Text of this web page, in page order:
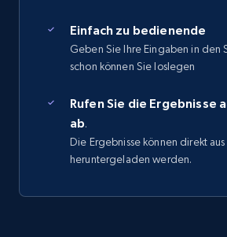
Einfach zu bedienende
Geben Sie Ihre Eingaben in den
schon können Sie loslegen
Rufen Sie die Ergebnisse
ab.
Die Ergebnisse können direkt
heruntergeladen werden.